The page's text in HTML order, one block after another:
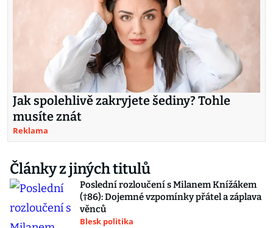
Jak spolehlivě zakryjete šediny? Tohle
musíte znát
Reklama
Články z jiných titulů
Poslední rozloučení s Milanem Knížákem
(†86): Dojemné vzpomínky přátel a záplava
věnců
Blesk politika